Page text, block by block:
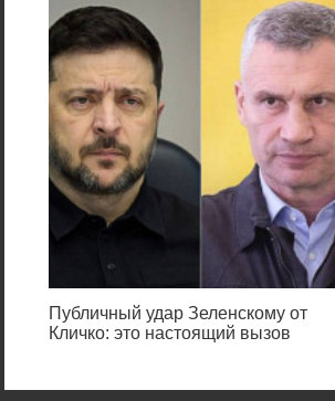
Публичный удар Зеленскому от
Кличко: это настоящий вызов